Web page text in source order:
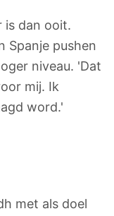
is dan ooit.
Spanje pushen
niveau. 'Dat
mij. Ik
word.'
met als doel